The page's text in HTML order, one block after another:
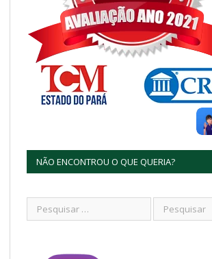
NÃO ENCONTROU O QUE QUERIA?